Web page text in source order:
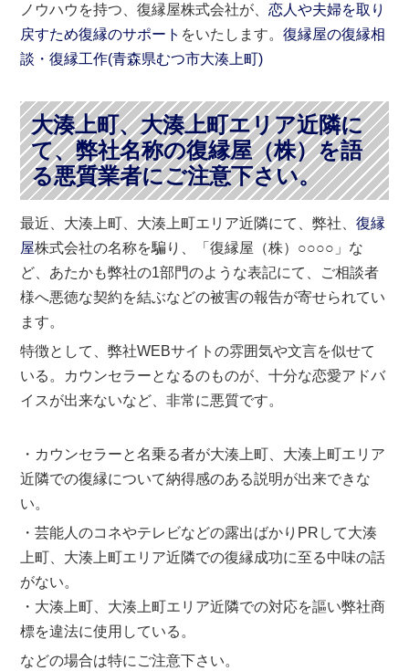
ノウハウを持つ、復縁屋株式会社が、恋人や夫婦を取り
戻すため復縁のサポート をいたします。復縁屋の復縁相
談・復縁工作(青森県むつ市大湊上町)
大湊上町、大湊上町エリア近隣に
て、弊社名称の復縁屋（株）を語
る悪質業者にご注意下さい。
最近、大湊上町、大湊上町エリア近隣にて、弊社、復縁
屋株式会社の名称を騙り、「復縁屋（株）○○○○」な
ど、あたかも弊社の1部門のような表記にて、ご相談者
様へ悪徳な契約を結ぶなどの被害の報告が寄せられてい
ます。
特徴として、弊社WEBサイトの雰囲気や文言を似せて
いる。カウンセラーとなるのものが、十分な恋愛アドバ
イスが出来ないなど、非常に悪質です。
・カウンセラーと名乗る者が大湊上町、大湊上町エリア
近隣での復縁について納得感のある説明が出来できな
い。
・芸能人のコネやテレビなどの露出ばかりPRして大湊
上町、大湊上町エリア近隣での復縁成功に至る中味の話
がない。
・大湊上町、大湊上町エリア近隣での対応を謳い弊社商
標を違法に使用している。
などの場合は特にご注意下さい。